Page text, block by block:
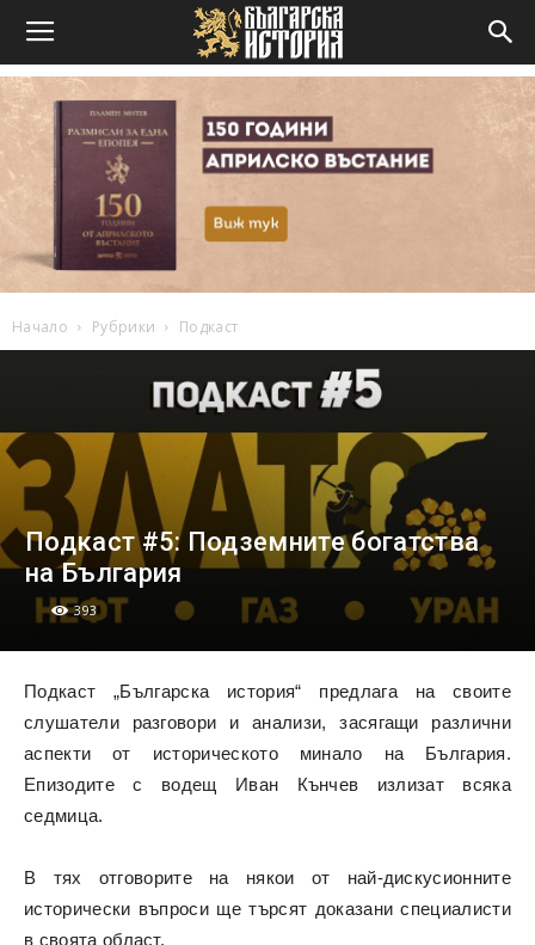
Начало Рубрики Подкаст
Подкаст #5: Подземните богатства
на България
393
Подкаст „Българска история“ предлага на своите
слушатели разговори и анализи, засягащи различни
аспекти от историческото минало на България.
Епизодите с водещ Иван Кънчев излизат всяка
седмица.
В тях отговорите на някои от най-дискусионните
исторически въпроси ще търсят доказани специалисти
в своята област.